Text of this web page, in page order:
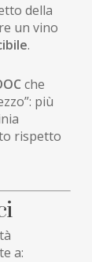
della
un vino
.
che
più
rispetto
a: